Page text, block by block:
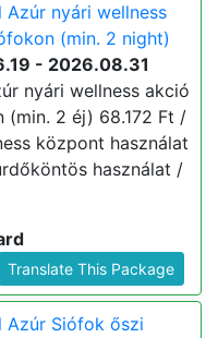
nyári wellness
(min. 2 night)
- 2026.08.31
nyári wellness akció
(min. 2 éj) 68.172 Ft /
központ használat
használat /
Translate This Package
Siófok őszi